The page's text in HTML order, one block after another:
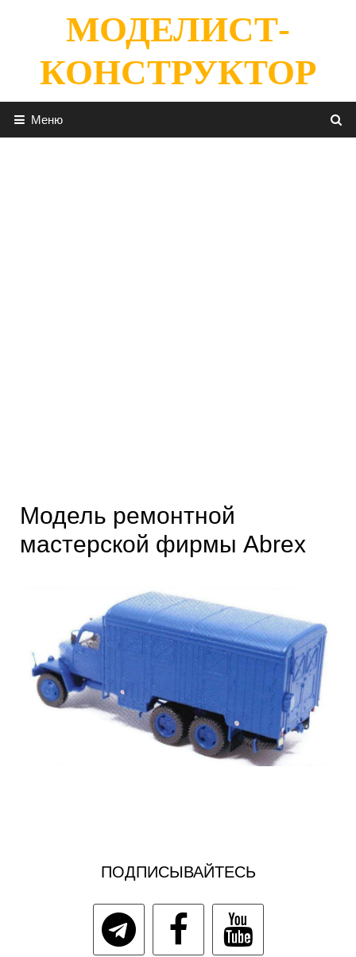
содержимомуМОДЕЛИСТ-
КОНСТРУКТОР
Меню
Модель ремонтной
мастерской фирмы Abrex
ПОДПИСЫВАЙТЕСЬ